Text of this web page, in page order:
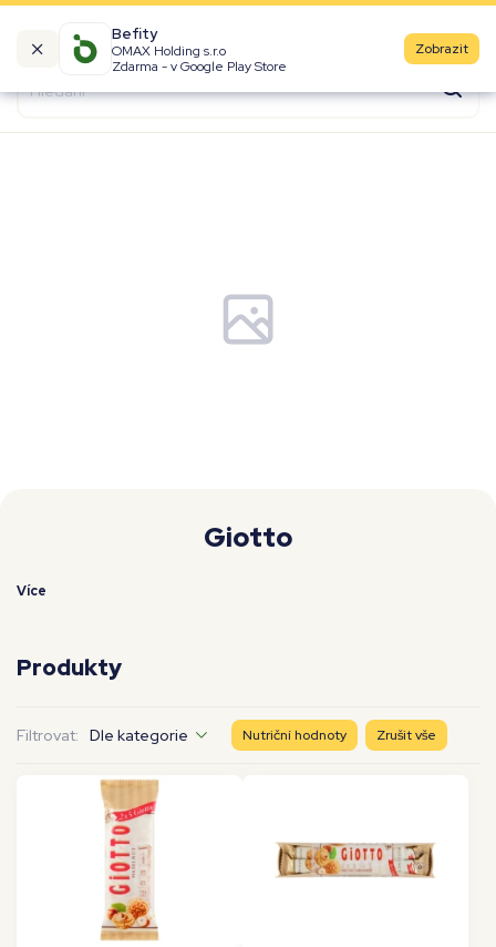
Befity
OMAX Holding s.r.o
Zdarma - v Google Play Store
Zobrazit
Kalorické tabulky
Giotto
Více
Produkty
Filtrovat: Dle kategorie Nutriční hodnoty Zrušit vše